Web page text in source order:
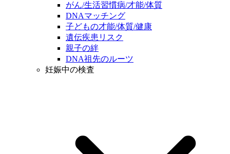
がん/生活習慣病/才能/体質
DNAマッチング
子どもの才能/体質/健康
遺伝疾患リスク
親子の絆
DNA祖先のルーツ
妊娠中の検査